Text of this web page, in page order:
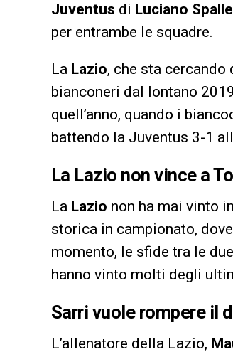
Juventus di Luciano
per entrambe le squadre.
La Lazio, che sta
bianconeri dal lontano
quell’anno, quando i
battendo la Juventus 3-1
La Lazio non vince a
La Lazio non ha mai vinto
storica in campionato,
momento, le sfide tra le
hanno vinto molti degli
Sarri vuole rompere il
L’allenatore della Lazio,